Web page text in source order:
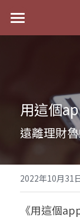
最新消息
實體經營
祖傳命
課程介紹
後天派
黃金會
八字雜記
試閱專區
線上學苑
用這個
遠離理財
2022年10月31
《用這個
八字線上完
科學八字
《十神高
1美元超值